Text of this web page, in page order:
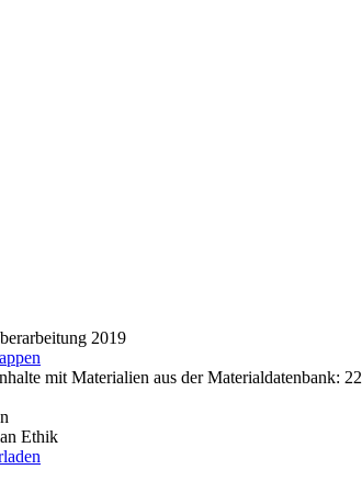
2019
mit Materialien aus der Materialdatenbank: 22
Ethik